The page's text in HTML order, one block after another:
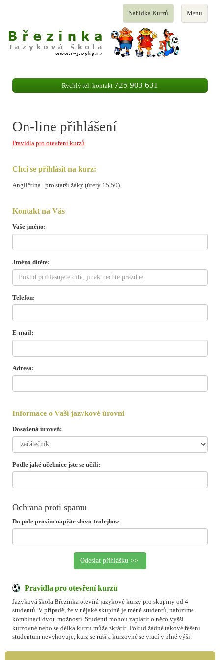
Toggle
navigation
Menu
Toggle
navigation
Nabídka Kurzů
Rychlý tel. kontakt 725 903 631
On-line přihlášení
Pravidla pro otevření kurzů
Chci se přihlásit na kurz:
Angličtina | pro starší žáky (úterý 15:50)
Kontakt na Vás
Vaše jméno:
Jméno dítěte:
Telefon:
E-mail:
Adresa:
Informace o Vaší jazykové úrovni
Dosažená úroveň:
Podle jaké učebnice jste se učili:
Ochrana proti spamu
Do pole prosím napište slovo trolejbus:
Pravidla pro otevření kurzů
Jazyková škola Březinka otevírá jazykové kurzy pro skupiny od 4
studentů. V případě, že v nějaké skupině je méně studentů, nabízíme
kombinaci dvou možností. Studenti mohou zaplatit o něco vyšší
kurzovné nebo se délka kurzu může zkrátit. Pokud žádné takové řešení
studentům nevyhovuje, kurz se ruší a kurzovné se vrací v plné výši.